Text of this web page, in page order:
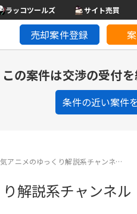
ラッコツールズ サイト売買
売却案件登録
この案件は交渉の受付を
条件の近い案件
アニメのゆっくり解説系チャンネ…
解説系チャンネル